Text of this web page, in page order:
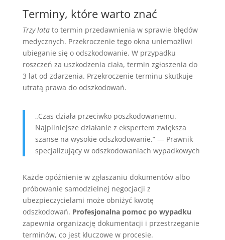
Terminy, które warto znać
Trzy latato termin przedawnienia w sprawie błędów
medycznych. Przekroczenie tego okna uniemożliwi
ubieganie się o odszkodowanie. W przypadku
roszczeń za uszkodzenia ciała, termin zgłoszenia do
3 lat od zdarzenia. Przekroczenie terminu skutkuje
utratą prawa do odszkodowań.
„Czas działa przeciwko poszkodowanemu.
Najpilniejsze działanie z ekspertem zwiększa
szanse na wysokie odszkodowanie.” — Prawnik
specjalizujący w odszkodowaniach wypadkowych
Każde opóźnienie w zgłaszaniu dokumentów albo
próbowanie samodzielnej negocjacji z
ubezpieczycielami może obniżyć kwotę
odszkodowań. Profesjonalna pomoc po wypadku
zapewnia organizację dokumentacji i przestrzeganie
terminów, co jest kluczowe w procesie.